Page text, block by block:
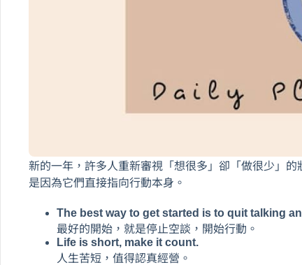
新的一年，許多人重新審視「想很多」卻「做很少」
是因為它們直接指向行動本身。
The best way to get started is to quit talking
最好的開始，就是停止空談，開始行動。
Life is short, make it count.
人生苦短，值得認真經營。